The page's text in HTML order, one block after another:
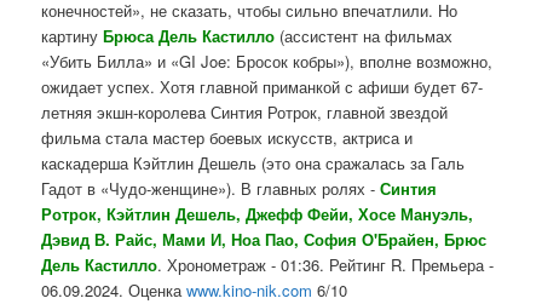
конечностей», не сказать, чтобы сильно впечатлили. Но
картинуБрюса Дель Кастилло (ассистент на фильмах
«Убить Билла» и «GI Joe: Бросок кобры»), вполне возможно,
ожидает успех. Хотя главной приманкой с афиши будет 67-
летняя экшн-королева Синтия Ротрок, главной звездой
фильма стала мастер боевых искусств, актриса и
каскадерша Кэйтлин Дешель (это она сражалась за Галь
Гадот в «Чудо-женщине»). В главных ролях -Синтия
Ротрок, Кэйтлин Дешель, Джефф Фейи, Хосе Мануэль,
Дэвид В. Райс, Мами И, Ноа Пао, София О'Брайен, Брюс
ДельКастилло. Хронометраж - 01:36. Рейтинг R. Премьера -
06.09.2024. Оценкаwww.kino-nik.com 6/10